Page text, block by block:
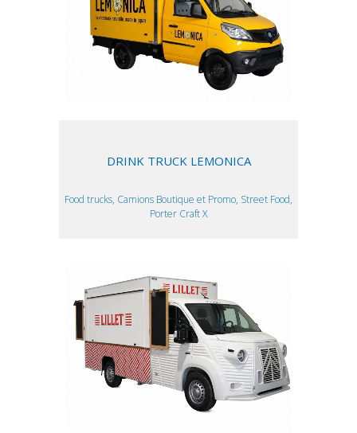
DRINK TRUCK LEMONICA
Food trucks, Camions Boutique et Promo, Street Food,
Porter Craft X